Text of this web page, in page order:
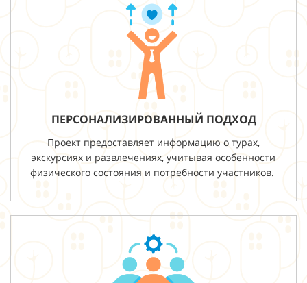
ПЕРСОНАЛИЗИРОВАННЫЙ ПОДХОД
Проект предоставляет информацию о турах,
экскурсиях и развлечениях, учитывая особенности
физического состояния и потребности участников.